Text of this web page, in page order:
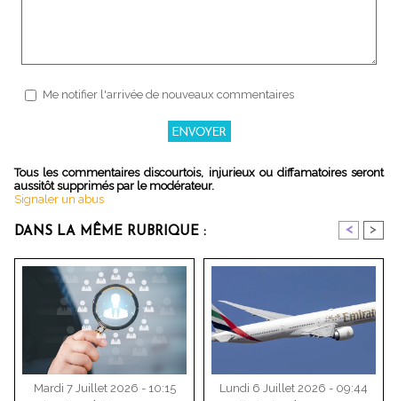
Me notifier l'arrivée de nouveaux commentaires
Tous les commentaires discourtois, injurieux ou diffamatoires seront
aussitôt supprimés par le modérateur.
Signaler un abus
DANS LA MÊME RUBRIQUE : < >
Mardi 7 Juillet 2026 - 10:15
Lundi 6 Juillet 2026 - 09:44